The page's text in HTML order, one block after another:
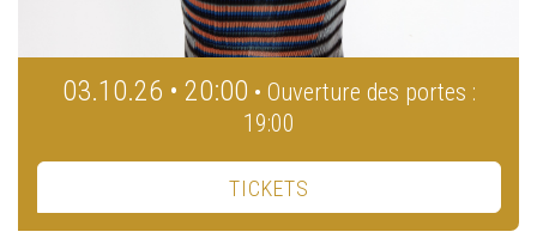
03.10.26 • 20:00 • Ouverture des portes :
19:00
TICKETS